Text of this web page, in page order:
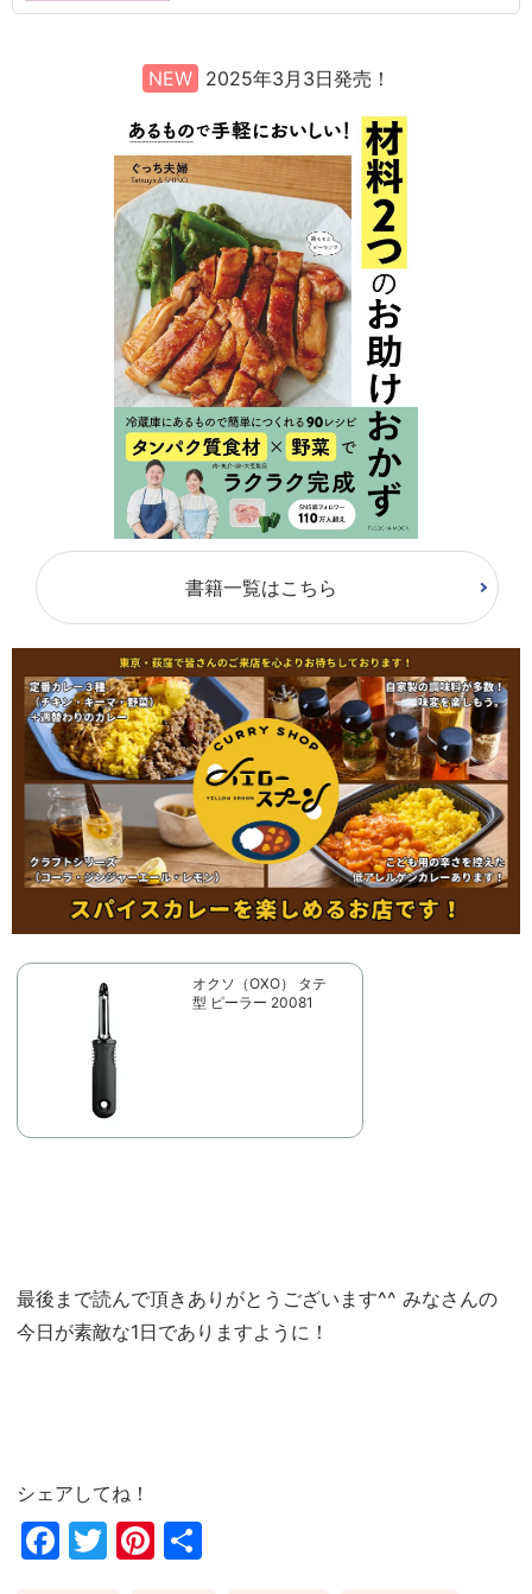
NEW 2025年3月3日発売！
書籍一覧はこちら
オクソ（OXO） タテ
型 ピーラー 20081
最後まで読んで頂きありがとうございます^^ みなさんの
今日が素敵な1日でありますように！
シェアしてね！
Fac
Twi
Pin